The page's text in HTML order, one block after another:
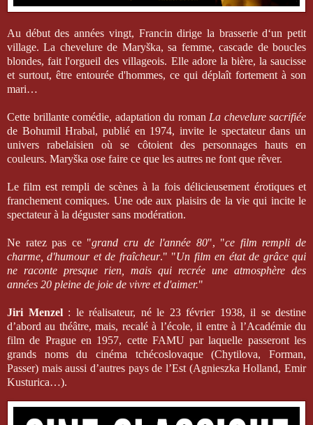
Au début des années vingt, Francin dirige la brasserie d‘un petit
village. La chevelure de Maryška, sa femme, cascade de boucles
blondes, fait l'orgueil des villageois. Elle adore la bière, la saucisse
et surtout, être entourée d'hommes, ce qui déplaît fortement à son
mari…
Cette brillante comédie, adaptation du roman La chevelure sacrifiée
de Bohumil Hrabal, publié en 1974, invite le spectateur dans un
univers rabelaisien où se côtoient des personnages hauts en
couleurs. Maryška ose faire ce que les autres ne font que rêver.
Le film est rempli de scènes à la fois délicieusement érotiques et
franchement comiques. Une ode aux plaisirs de la vie qui incite le
spectateur à la déguster sans modération.
Ne ratez pas ce "grand cru de l'année 80", "ce film rempli de
charme, d'humour et de fraîcheur." "Un film en état de grâce qui
ne raconte presque rien, mais qui recrée une atmosphère des
années 20 pleine de joie de vivre et d'aimer."
Jiri Menzel: le réalisateur, né le 23 février 1938, il se destine
d’abord au théâtre, mais, recalé à l’école, il entre à l’Académie du
film de Prague en 1957, cette FAMU par laquelle passeront les
grands noms du cinéma tchécoslovaque (Chytilova, Forman,
Passer) mais aussi d’autres pays de l’Est (Agnieszka Holland, Emir
Kusturica…).